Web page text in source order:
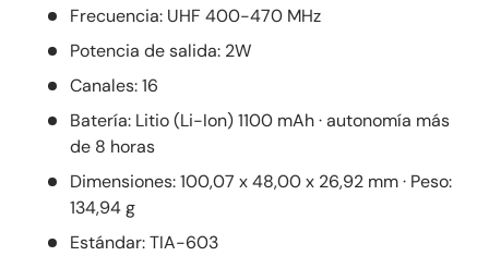
Frecuencia: UHF 400-470 MHz
Potencia de salida: 2W
Canales: 16
Batería: Litio (Li-Ion) 1100 mAh · autonomía más
de 8 horas
Dimensiones: 100,07 x 48,00 x 26,92 mm · Peso:
134,94 g
Estándar: TIA-603